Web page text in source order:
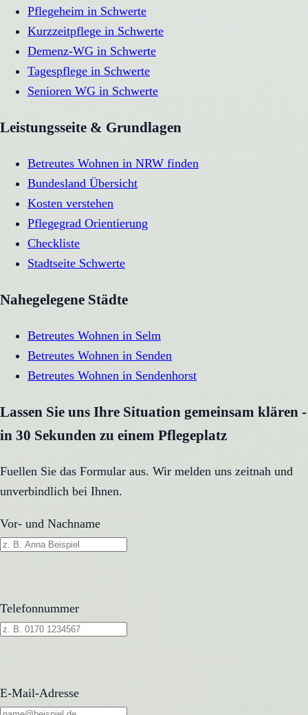
Pflegeheim in Schwerte
Kurzzeitpflege in Schwerte
Demenz-WG in Schwerte
Tagespflege in Schwerte
Senioren WG in Schwerte
Leistungsseite & Grundlagen
Betreutes Wohnen in NRW finden
Bundesland Übersicht
Kosten verstehen
Pflegegrad Orientierung
Checkliste
Stadtseite Schwerte
Nahegelegene Städte
Betreutes Wohnen in Selm
Betreutes Wohnen in Senden
Betreutes Wohnen in Sendenhorst
Lassen Sie uns Ihre Situation gemeinsam klären -
in 30 Sekunden zu einem Pflegeplatz
Fuellen Sie das Formular aus. Wir melden uns zeitnah und
unverbindlich bei Ihnen.
Vor- und Nachname
Telefonnummer
E-Mail-Adresse